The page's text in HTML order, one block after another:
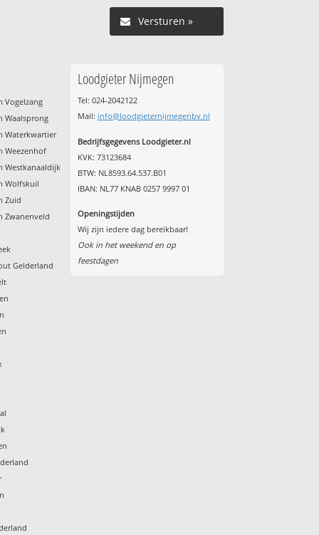
Versturen »
Vogelzang
Waalsprong
Waterkwartier
Weezenhof
Westkanaaldijk
Wolfskuil
Zuid
Zwanenveld
Gelderland
Loodgieter Nijmegen
Tel: 024-2042122
Mail: info@loodgieternijmegenbv.nl
Bedrijfsgegevens Loodgieter.nl
KVK: 73123684
BTW: NL8593.64.537.B01
IBAN: NL77 KNAB 0257 9997 01
Openingstijden
Wij zijn iedere dag bereikbaar!
Ook in het weekend en op
feestdagen